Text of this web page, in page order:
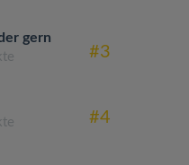
gern
#3
#4